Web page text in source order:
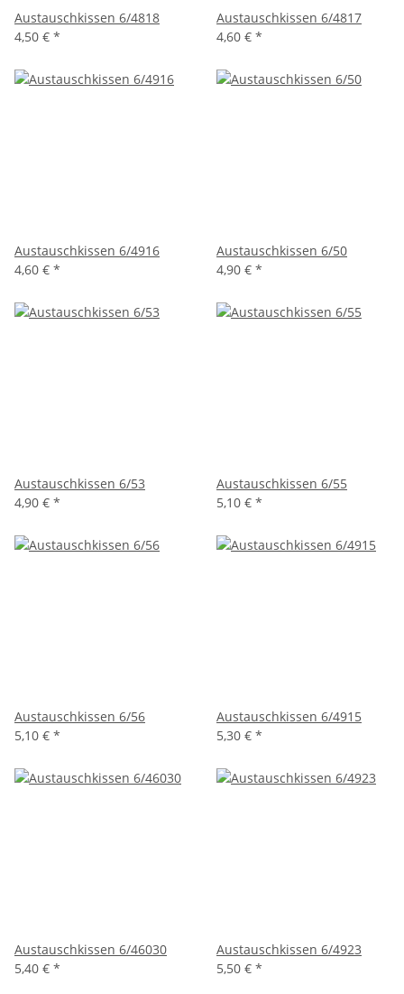
Austauschkissen 6/4818
4,50 € *
Austauschkissen 6/4817
4,60 € *
Austauschkissen 6/4916
4,60 € *
Austauschkissen 6/50
4,90 € *
Austauschkissen 6/53
4,90 € *
Austauschkissen 6/55
5,10 € *
Austauschkissen 6/56
5,10 € *
Austauschkissen 6/4915
5,30 € *
Austauschkissen 6/46030
5,40 € *
Austauschkissen 6/4923
5,50 € *